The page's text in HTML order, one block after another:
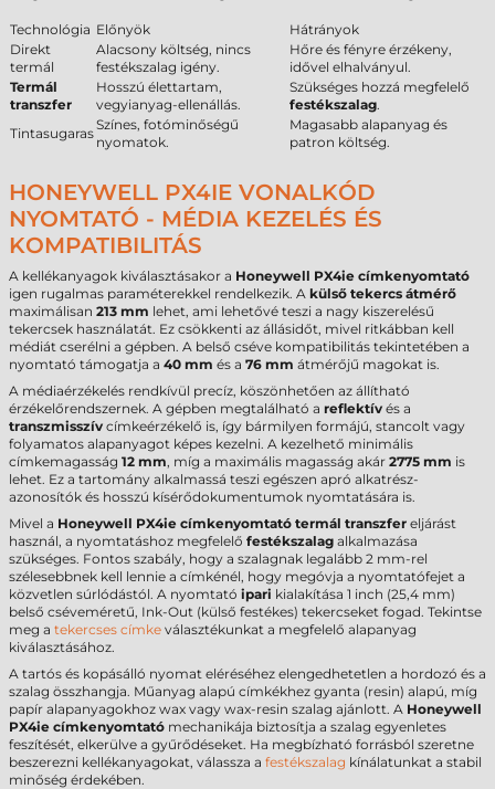
Technológia Előnyök
Hátrányok
Direkt
termál
Alacsony költség, nincs
festékszalag igény.
Hőre és fényre érzékeny,
idővel elhalványul.
Termál
transzfer
Hosszú élettartam,
vegyianyag-ellenállás.
Szükséges hozzá megfelelő
festékszalag.
Tintasugaras
Színes, fotóminőségű
nyomatok.
Magasabb alapanyag és
patron költség.
HONEYWELL PX4IE VONALKÓD
NYOMTATÓ - MÉDIA KEZELÉS ÉS
KOMPATIBILITÁS
A kellékanyagok kiválasztásakor a Honeywell PX4ie címkenyomtató
igen rugalmas paraméterekkel rendelkezik. A külső tekercs átmérő
maximálisan 213 mm lehet, ami lehetővé teszi a nagy kiszerelésű
tekercsek használatát. Ez csökkenti az állásidőt, mivel ritkábban kell
médiát cserélni a gépben. A belső cséve kompatibilitás tekintetében a
nyomtató támogatja a 40 mm és a 76 mm átmérőjű magokat is.
A médiaérzékelés rendkívül precíz, köszönhetően az állítható
érzékelőrendszernek. A gépben megtalálható a reflektív és a
transzmisszív címkeérzékelő is, így bármilyen formájú, stancolt vagy
folyamatos alapanyagot képes kezelni. A kezelhető minimális
címkemagasság 12 mm, míg a maximális magasság akár 2775 mm is
lehet. Ez a tartomány alkalmassá teszi egészen apró alkatrész-
azonosítók és hosszú kísérődokumentumok nyomtatására is.
Mivel a Honeywell PX4ie címkenyomtató termál transzfer eljárást
használ, a nyomtatáshoz megfelelő festékszalag alkalmazása
szükséges. Fontos szabály, hogy a szalagnak legalább 2 mm-rel
szélesebbnek kell lennie a címkénél, hogy megóvja a nyomtatófejet a
közvetlen súrlódástól. A nyomtató ipari kialakítása 1 inch (25,4 mm)
belső cséveméretű, Ink-Out (külső festékes) tekercseket fogad. Tekintse
meg a tekercses címke választékunkat a megfelelő alapanyag
kiválasztásához.
A tartós és kopásálló nyomat eléréséhez elengedhetetlen a hordozó és a
szalag összhangja. Műanyag alapú címkékhez gyanta (resin) alapú, míg
papír alapanyagokhoz wax vagy wax-resin szalag ajánlott. A Honeywell
PX4ie címkenyomtató mechanikája biztosítja a szalag egyenletes
feszítését, elkerülve a gyűrődéseket. Ha megbízható forrásból szeretne
beszerezni kellékanyagokat, válassza a festékszalag kínálatunkat a stabil
minőség érdekében.